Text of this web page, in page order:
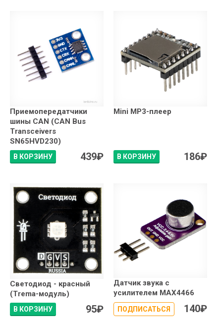
Приемопередатчики
шины CAN (CAN Bus
Transceivers
SN65HVD230)
В КОРЗИНУ 439₽
Mini MP3-плеер
В КОРЗИНУ 186₽
Светодиод - красный
(Trema-модуль)
В КОРЗИНУ 95₽
Датчик звука с
усилителем MAX4466
ПОДПИСАТЬСЯ 140₽